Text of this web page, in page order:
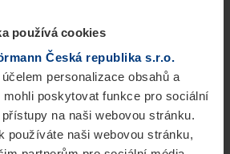
používá cookies
Česká republika s.r.o.
personalizace obsahů a
poskytovat funkce pro sociální
na naši webovou stránku.
používáte naši webovou stránku,